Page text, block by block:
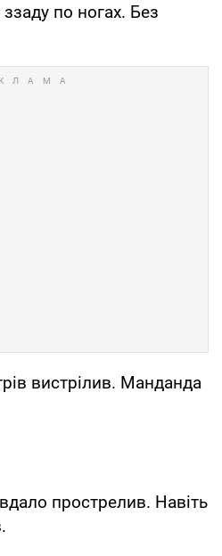
по ногах. Без
вистрілив. Манданда
прострелив. Навіть